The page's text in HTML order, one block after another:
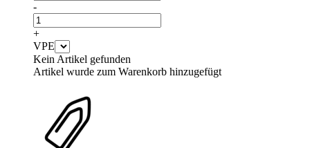
-
+
VPE
Kein Artikel gefunden
Artikel wurde zum Warenkorb hinzugefügt